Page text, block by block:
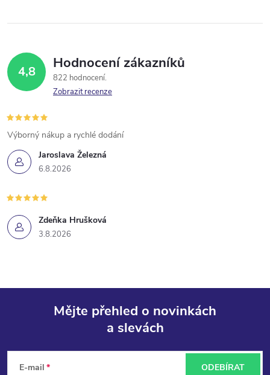
4,8 Hodnocení zákazníků
822 hodnocení
Zobrazit recenze
Jaroslava Železná
6.8.2026
Výborný nákup a rychlé dodání
Zdeňka Hrušková
3.8.2026
Mějte přehled o novinkách
a slevách
E-mail ODEBÍRAT